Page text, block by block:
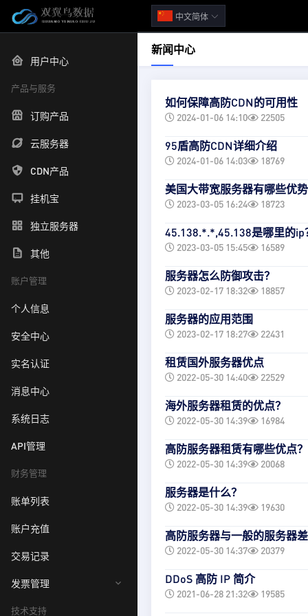
用户中心
产品与服务
订购产品
云服务器
CDN产品
挂机宝
独立服务器
其他
账户管理
个人信息
安全中心
实名认证
消息中心
系统日志
API管理
财务管理
账单列表
账户充值
交易记录
发票管理
技术支持
中文简体
新闻中心
如何保障高防CDN的可用性
2024-01-06 14:10 22505
95盾高防CDN详细介绍
2024-01-06 14:03 18769
美国大带宽服务器有哪些优
2023-03-05 16:24 18723
45.138.*.*,45.138是哪里的ip
2023-03-05 15:45 16589
服务器怎么防御攻击？
2023-02-17 18:32 18857
服务器的应用范围
2023-02-17 18:27 22431
租赁国外服务器优点
2022-05-30 14:40 22529
海外服务器租赁的优点？
2022-05-30 14:39 16984
高防服务器租赁有哪些优点？
2022-05-30 14:39 20068
服务器是什么？
2022-05-30 14:39 19630
高防服务器与一般的服务器
2022-05-30 14:37 20379
DDoS 高防 IP 简介
2021-06-28 21:32 19585